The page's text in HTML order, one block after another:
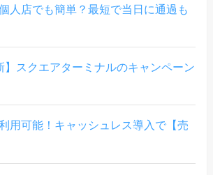
人店でも簡単？最短で当日に通過も
】スクエアターミナルのキャンペーン
用可能！キャッシュレス導入で【売